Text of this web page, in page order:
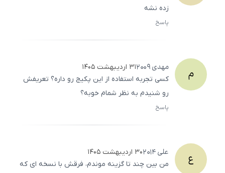
زده نشه
پاسخ
م مهدی2009۳۱ اردیبهشت ۱۴۰۵
کسی تجربه استفاده از این پکیج رو داره؟ تعریفش
رو شنیدم به نظر شمام خوبه؟
پاسخ
ع علی2014۳۰ اردیبهشت ۱۴۰۵
من بین چند تا گزینه موندم، فرقش با نسخه ای که